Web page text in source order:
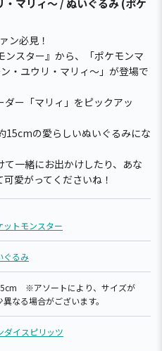
マリィ～ / ぬいぐるみ (ポケ
ン必見！
スター』から、「ポケモンマ
・ユウリ・マリィ～」が登場で
ー「マリィ」をピックアッ
15cmの愛らしいぬいぐるみにな
一緒にお出かけしたり、あな
愛がってくださいね！
ットモンスター
ぐるみ
※アソートにより、サイズが
異なる場合がございます。
ダイスピリッツ